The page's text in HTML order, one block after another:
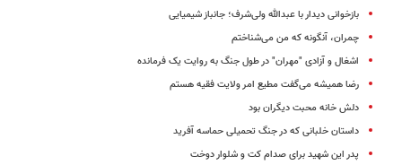
بازخوانی دیدار با عبدالله ولی‌شرف؛ جانباز شیمیایی
چمران، آنگونه که من می‌شناختم
اشغال و آزادی "مهران" در طول جنگ به روایت یک فرمانده
رضا همیشه می‌گفت مطیع امر ولایت فقیه هستم
دلش خانه محبت دیگران بود
داستان خلبانی که در جنگ تحمیلی حماسه آفرید
پدر این شهید برای صدام کت و شلوار دوخت